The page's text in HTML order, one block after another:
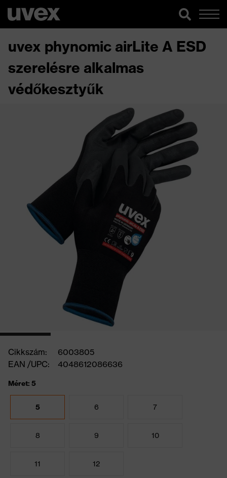
uvex phynomic airLite A ESD
szerelésre alkalmas
védőkesztyűk
Cikkszám:
6003805
EAN /UPC:
4048612086636
Méret: 5
5 6 7
8 9 10
11 12